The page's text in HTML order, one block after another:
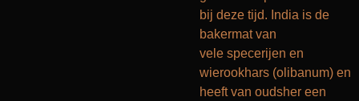
bij deze tijd. India is de
bakermat van
vele specerijen en
wierookhars (olibanum) en
heeft van oudsher een